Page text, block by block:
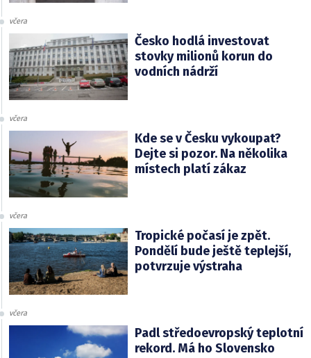
včera
Česko hodlá investovat
stovky milionů korun do
vodních nádrží
včera
Kde se v Česku vykoupat?
Dejte si pozor. Na několika
místech platí zákaz
včera
Tropické počasí je zpět.
Pondělí bude ještě teplejší,
potvrzuje výstraha
včera
Padl středoevropský teplotní
rekord. Má ho Slovensko